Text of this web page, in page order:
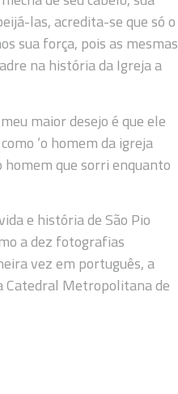
las, acredita-se que só o
sua força, pois as mesmas
na história da Igreja a
maior desejo é que ele
‘o homem da igreja
homem que sorri enquanto
e história de São Pio
a dez fotografias
vez em português, a
Catedral Metropolitana de